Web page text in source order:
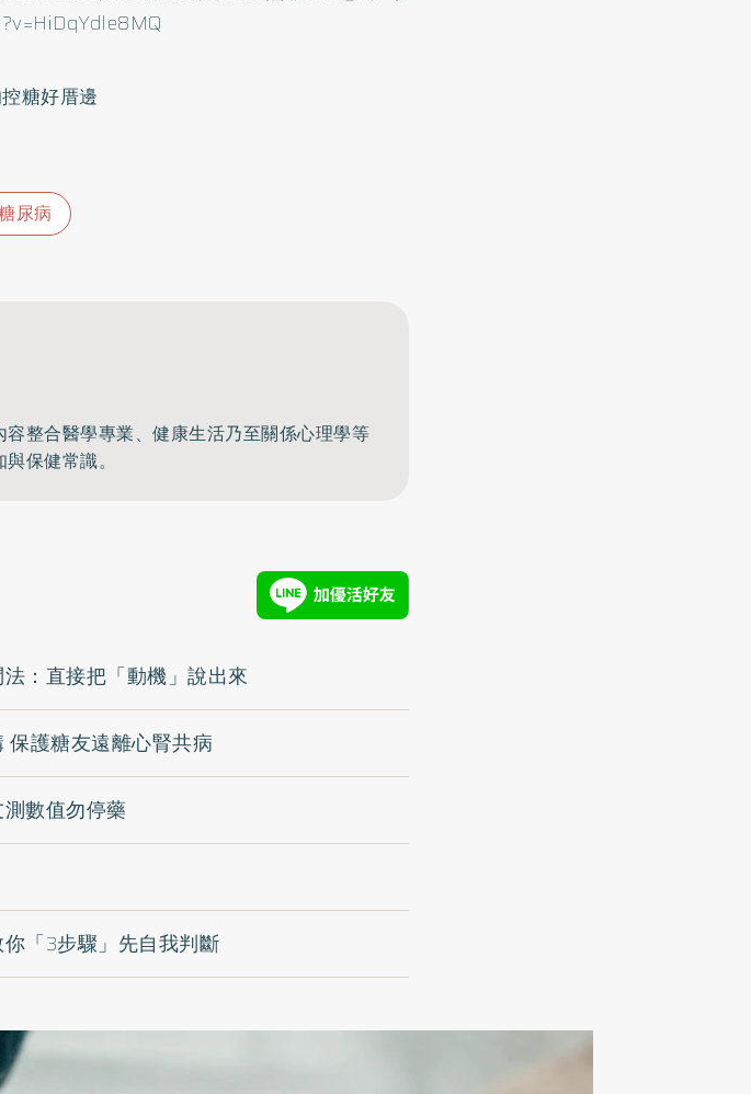
糖好厝邊
尿病
整合醫學專業、健康生活乃至關係心理學等
保健常識。
：直接把「動機」說出來
護糖友遠離心腎共病
數值勿停藥
「3步驟」先自我判斷